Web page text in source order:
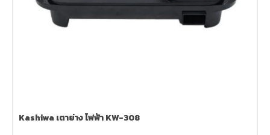
Kashiwa เตาย่าง ไฟฟ้า KW-308